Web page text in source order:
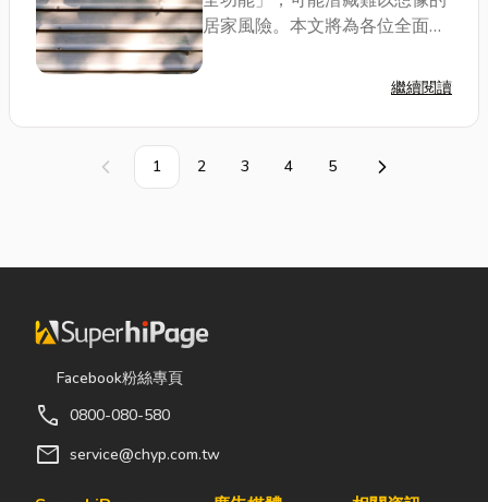
居家風險。本文將為各位全面解
裝置價格，以及現行鐵捲門防夾
求，除此之外，小編還會提供給
台中地區的朋友有關台...
繼續閱讀
上一頁 1 2 3 4 5 下一頁
Facebook粉絲專頁
call 0800-080-580
mail service@chyp.com.tw